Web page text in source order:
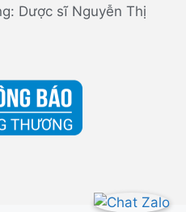
Dược sĩ Nguyễn Thị